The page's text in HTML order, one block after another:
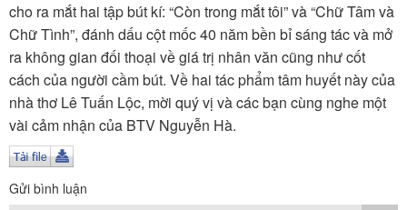
Kết nối VOV6
TÌM KIẾM
Vận hành bởi QI Corp
cho ra mắt hai tập bút kí: “Còn trong mắt tôi” và “Chữ Tâm và
Chữ Tình”, đánh dấu cột mốc 40 năm bền bỉ sáng tác và mở
ra không gian đối thoại về giá trị nhân văn cũng như cốt
cách của người cầm bút. Về hai tác phẩm tâm huyết này của
nhà thơ Lê Tuấn Lộc, mời quý vị và các bạn cùng nghe một
vài cảm nhận của BTV Nguyễn Hà.
Gửi bình luận